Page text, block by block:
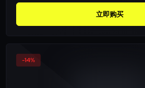
立即购买
-14%